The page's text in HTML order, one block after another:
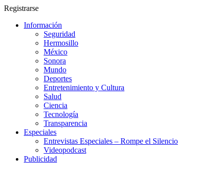
Registrarse
Información
Seguridad
Hermosillo
México
Sonora
Mundo
Deportes
Entretenimiento y Cultura
Salud
Ciencia
Tecnología
Transparencia
Especiales
Entrevistas Especiales – Rompe el Silencio
Videopodcast
Publicidad